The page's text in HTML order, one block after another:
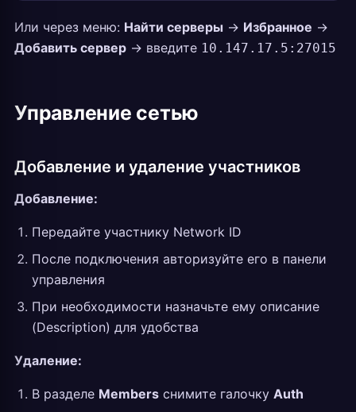
Или через меню: Найти серверы → Избранное →
Добавить сервер → введите 10.147.17.5:27015
Управление сетью
Добавление и удаление участников
Добавление:
Передайте участнику Network ID
После подключения авторизуйте его в панели
управления
При необходимости назначьте ему описание
(Description) для удобства
Удаление:
В разделе Members снимите галочку Auth